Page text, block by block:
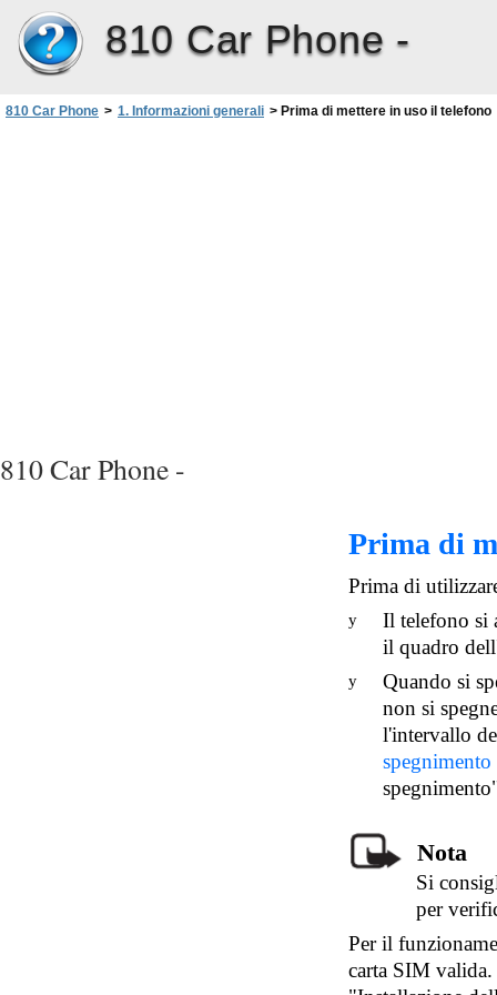
810 Car Phone -
810 Car Phone > 1. Informazioni generali > Prima di mettere in uso il telefono
810 Car Phone -
Prima di
Prima di
y
Il telefono si
il quadro
y
Quando si
non si
l'intervallo
spegnimento
Nota
Si
per
Per il
carta SIM